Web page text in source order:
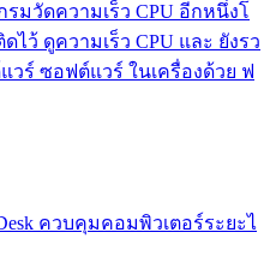
มวัดความเร็ว CPU อีกหนึ่งโ
ว้ ดูความเร็ว CPU และ ยังรว
วร์ ซอฟต์แวร์ ในเครื่องด้วย ฟ
ควบคุมคอมพิวเตอร์ระยะไ